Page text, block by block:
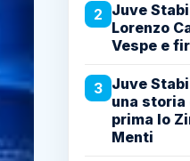
2 Juve
Lorenzo
Vespe e
3 Juve
una
prima lo
Menti